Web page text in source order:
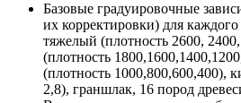
Базовые градуировочные
их корректировки) для
тяжелый (плотность 2600,
(плотность
(плотность 1000,800,600,400),
2,8), граншлак, 16 пород